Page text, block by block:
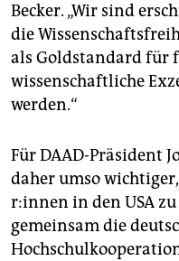
Becker. „Wir sind
die
als Goldstandard für
wissenschaftliche
werden.“
Für DAAD-Präsident
daher umso
r:in­nen in den USA
gemeinsam die